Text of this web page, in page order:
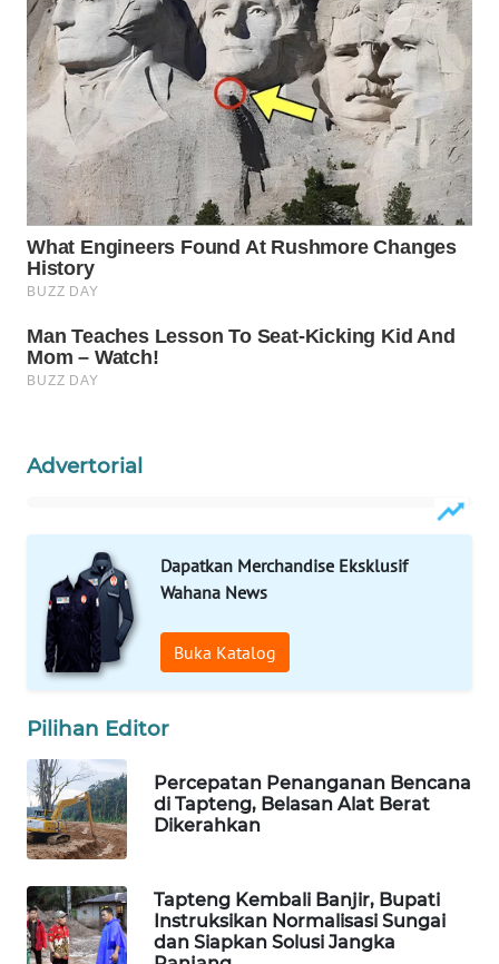
Advertorial
Dapatkan Merchandise Eksklusif
Wahana News
Buka Katalog
Pilihan Editor
Percepatan Penanganan Bencana
di Tapteng, Belasan Alat Berat
Dikerahkan
Tapteng Kembali Banjir, Bupati
Instruksikan Normalisasi Sungai
dan Siapkan Solusi Jangka
WAHANA
LISTRIK
WAHANA
TRAVEL
WAHANA
TV
WAHANANEWS
ID
WAHANANEWS
CO ID
NET
WAHANA
UMKM
WAHANA
WAHANA
PERSONA
WAHANA
WAHANA
HEALTH